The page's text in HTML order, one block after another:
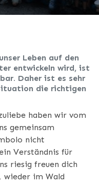
Leben auf den
entwickeln wird, ist
Daher ist es sehr
die richtigen
haben wir vom
gemeinsam
nicht
Verständnis für
riesig freuen dich
wieder im Wald